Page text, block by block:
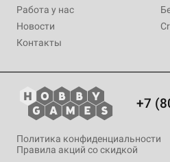
Работа у нас
Новости
Контакты
+7
Политика конфиденциальности
Правила акций со скидкой